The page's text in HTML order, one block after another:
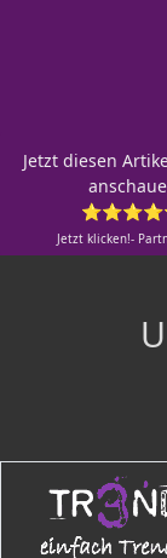
Jetzt diesen
Jetzt klicken!-